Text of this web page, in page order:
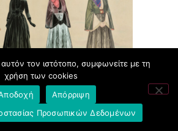
τον ιστότοπο, συμφωνείτε με τη
χρήση των cookies
Απόρριψη
Προσωπικών Δεδομένων